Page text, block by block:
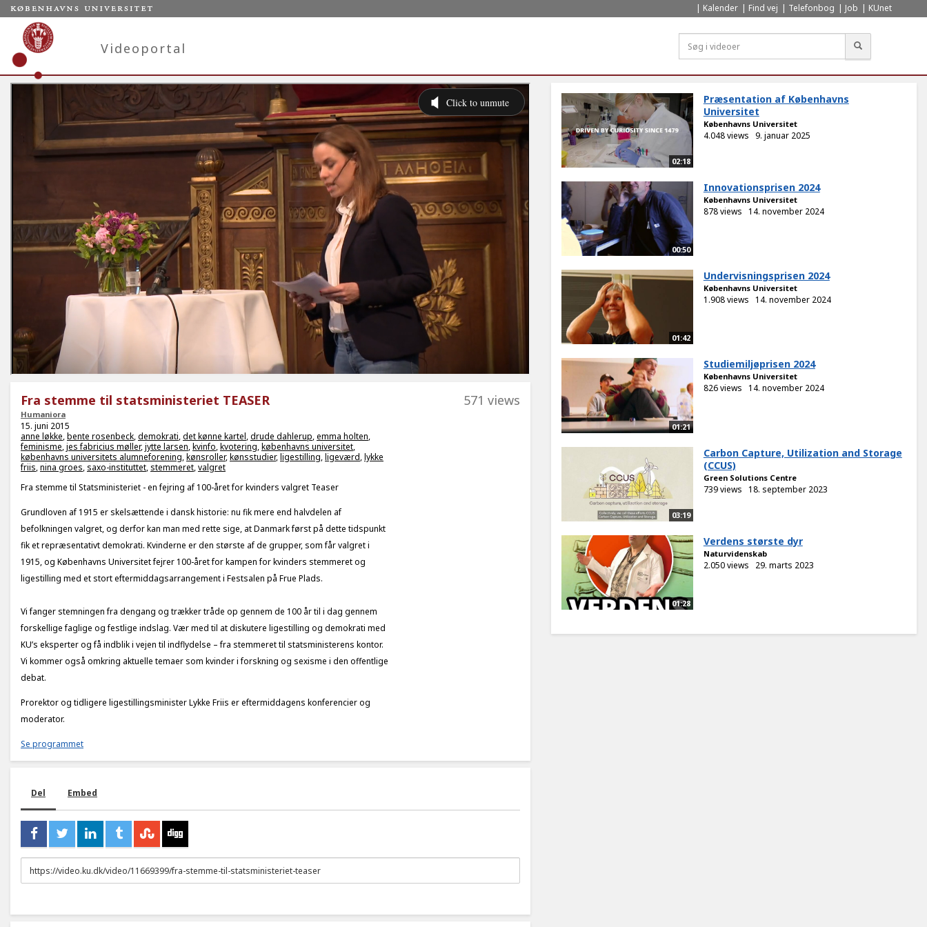
Kalender Find vej Telefonbog Job KUnet
Videoportal
Fra stemme til statsministeriet TEASER
Humaniora
571 views
15. juni 2015
anne løkke,bente rosenbeck,demokrati,det kønne kartel,drude dahlerup,emma holten,
feminisme,jes fabricius møller,jytte larsen,kvinfo,kvotering,københavns universitet,
københavns universitets alumneforening,kønsroller,kønsstudier,ligestilling,ligeværd,lykke
friis,nina groes, saxo-instituttet, stemmeret,valgret
Fra stemme til Statsministeriet - en fejring af 100-året for kvinders valgret Teaser
Grundloven af 1915 er skelsættende i dansk historie: nu fik mere end halvdelen af
befolkningen valgret, og derfor kan man med rette sige, at Danmark først på dette tidspunkt
fik et repræsentativt demokrati. Kvinderne er den største af de grupper, som får valgret i
1915, og Københavns Universitet fejrer 100-året for kampen for kvinders stemmeret og
ligestilling med et stort eftermiddagsarrangement i Festsalen på Frue Plads.
Vi fanger stemningen fra dengang og trækker tråde op gennem de 100 år til i dag gennem
forskellige faglige og festlige indslag. Vær med til at diskutere ligestilling og demokrati med
KU’s eksperter og få indblik i vejen til indflydelse – fra stemmeret til statsministerens kontor.
Vi kommer også omkring aktuelle temaer som kvinder i forskning og sexisme i den offentlige
debat.
Prorektor og tidligere ligestillingsminister Lykke Friis er eftermiddagens konferencier og
moderator.
Se programmet
Del Embed
URL
to
02:18
Præsentation af Københavns
Universitet
Københavns Universitet
4.048 views 9. januar 2025
00:50
Innovationsprisen 2024
Københavns Universitet
878 views 14. november 2024
01:42
Undervisningsprisen 2024
Københavns Universitet
1.908 views 14. november 2024
01:21
Studiemiljøprisen 2024
Københavns Universitet
826 views 14. november 2024
03:19
Carbon Capture, Utilization and Storage
(CCUS)
Green Solutions Centre
739 views 18. september 2023
01:28
Verdens største dyr
Naturvidenskab
2.050 views 29. marts 2023